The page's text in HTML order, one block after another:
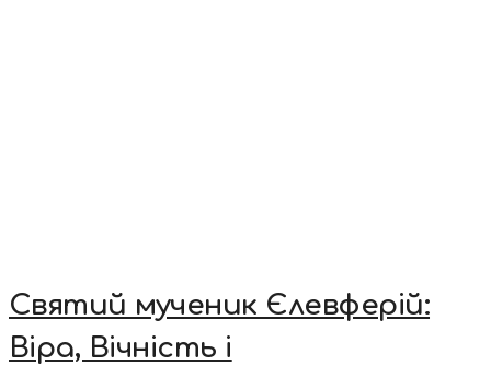
Святий мученик Єлевферій:
Віра, Вічність і